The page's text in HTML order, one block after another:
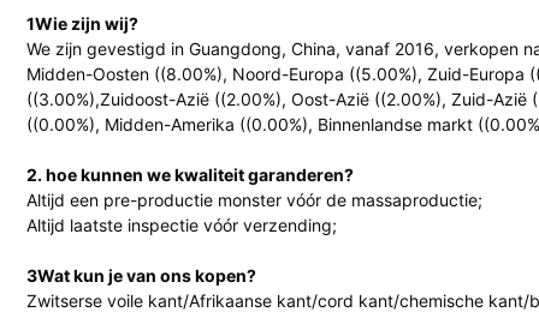
1Wie zijn wij?
We zijn gevestigd in Guangdong, China, vanaf 2016, verkopen
Midden-Oosten ((8.00%), Noord-Europa ((5.00%), Zuid-Europa
((3.00%),Zuidoost-Azië ((2.00%), Oost-Azië ((2.00%), Zuid-Azië
((0.00%), Midden-Amerika ((0.00%), Binnenlandse markt
2. hoe kunnen we kwaliteit garanderen?
Altijd een pre-productie monster vóór de massaproductie;
Altijd laatste inspectie vóór verzending;
3Wat kun je van ons kopen?
Zwitserse voile kant/Afrikaanse kant/cord kant/chemische kant/